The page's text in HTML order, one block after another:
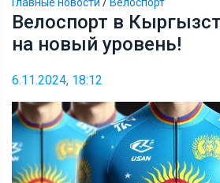
Велоспорт в
на новый уровень!
6.11.2024, 18:12